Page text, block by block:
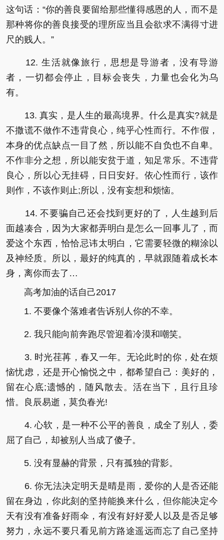
这句话：“你的善良要留给那些懂得感恩的人，而不是
那种将你的善良接受的理所应当且会欲求不满得寸进
尺的贱人。”
12. 生活就像旅行，思想是导游者，没有导游
者，一切都会停止，目标会丧失，力量也会化为乌
有。
13. 真实，是人生的最高境界。什么是真实?就是
不撒谎不做作不违背良心，纯乎心性而行。不作假，
本身的优点缺点一目了然，所以能不自负也不自卑。
不作非分之想，所以能安贫于道，知足常乐。不违背
良心，所以心无挂碍，日日安好。依心性而行，该作
则作，不该作则止;所以，没有妄想和烦恼。
14. 不要骗自己还会找到更好的了，人生越到后
面越凑合，因为大家都弄明白是怎么一回事儿了，而
爱这个东西，恰恰忌讳太明白，它需要轻微的糊涂以
及神经质。所以，最好的纯真的，早就跟随着成长本
身，离你而去了…
高考加油的话自己2017
1. 不要像个落难者告诉别人你的不幸。
2. 我只能向前奔跑尽管迎着冷漠和嘲笑。
3. 时光荏苒，春又一年。无论此时的你，处在烦
恼忧虑，还是开心愉悦之中，都希望自己：美好的，
留在心底;遗憾的，随风散去。活在当下，且行且珍
惜。良辰易逝，莫负春光!
4. 心软，是一种不公平的善良，成全了别人，委
屈了自己，却被别人当成了傻子。
5. 没有显赫的背景，只有孤独的背影。
6. 你无法决定明天是晴是雨，爱你的人是否还能
留在身边，你此刻的坚持能换来什么，但你能决定今
天有没有准备好雨伞，有没有好好爱人以及是否足够
努力，永远不要只看见前方路途遥远而忘了自己坚持